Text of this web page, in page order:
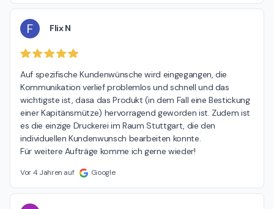
F Flix N
Auf spezifische Kundenwünsche wird eingegangen, die
Kommunikation verlief problemlos und schnell und das
wichtigste ist, dasa das Produkt (in dem Fall eine Bestickung
einer Kapitänsmütze) hervorragend geworden ist. Zudem ist
es die einzige Druckerei im Raum Stuttgart, die den
individuellen Kundenwunsch bearbeiten konnte.
Für weitere Aufträge komme ich gerne wieder!
Vor 4 Jahren auf Google